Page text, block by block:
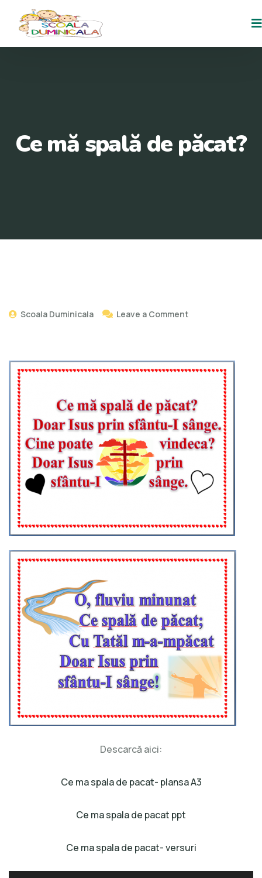
Ce mă spală de păcat?
Scoala Duminicala Leave a Comment
Descarcă aici:
Ce ma spala de pacat- plansa A3
Ce ma spala de pacat ppt
Ce ma spala de pacat- versuri